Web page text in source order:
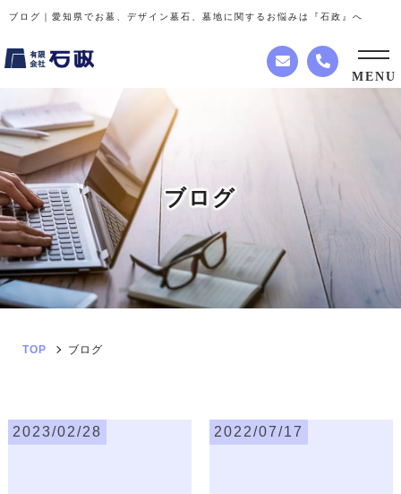
ブログ｜愛知県でお墓、デザイン墓石、墓地に関するお悩みは『石政』へ
MENU
ブロ グ
TOP ブログ
2023/02/28 2022/07/17